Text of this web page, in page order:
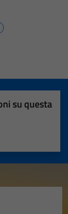
su questa